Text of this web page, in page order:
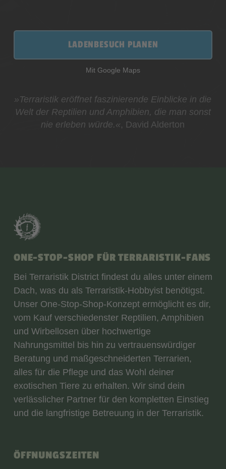
LADENBESUCH PLANEN
Mit Google Maps
»Terraristik eröffnet faszinierende Einblicke in die
Welt der Reptilien und Amphibien, die man sonst
nie erleben würde.«, David Alderton
ONE-STOP-SHOP FÜR TERRARISTIK-FANS
Bei Terraristik District findest du alles unter einem
Dach, was du als Terraristik-Hobbyist benötigst.
Unser One-Stop-Shop-Konzept ermöglicht es dir,
vom Kauf verschiedenster Reptilien, Amphibien
und Wirbellosen über hochwertige
Nahrungsmittel bis hin zu vertrauenswürdiger
Beratung und maßgeschneiderten Terrarien,
alles für die Pflege und das Wohl deiner
exotischen Tiere zu erhalten. Wir sind dein
verlässlicher Partner für den kompletten Einstieg
und die langfristige Betreuung in der Terraristik.
ÖFFNUNGSZEITEN